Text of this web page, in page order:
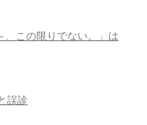
、この限りでない。」は
誤診